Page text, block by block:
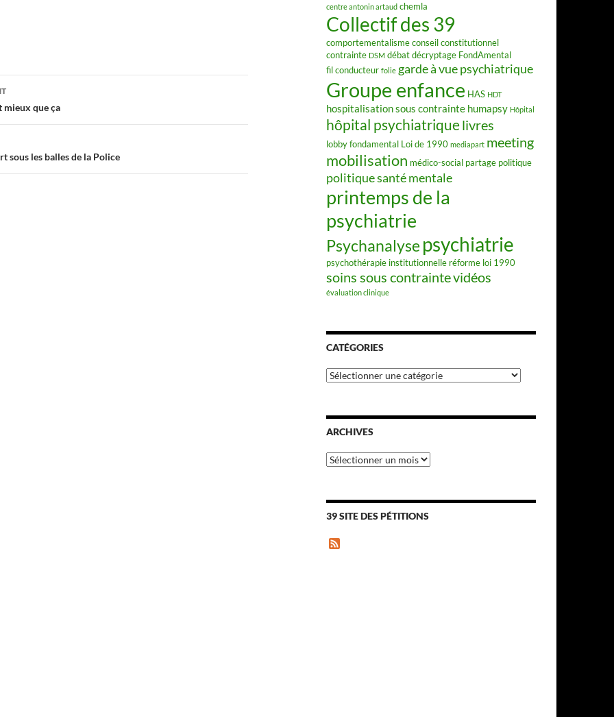
mieux que ça
sous les balles de la Police
centre antonin artaud chemla
Collectif des 39
comportementalismeconseil constitutionnel
contrainte DSM débatdécryptage FondAmental
fil conducteur folie garde à vue psychiatrique
Groupe enfance HAS HDT
hospitalisation sous contrainte humapsy Hôpital
hôpital psychiatriquelivres
lobby fondamental Loi de 1990 mediapart meeting
mobilisation médico-social partage politique
politique santé mentale
printemps de la
psychiatrie
Psychanalyse psychiatrie
psychothérapie institutionnelle réforme loi 1990
soins sous contraintevidéos
évaluation clinique
CATÉGORIES
Catégories
ARCHIVES
Archives
39 SITE DES PÉTITIONS